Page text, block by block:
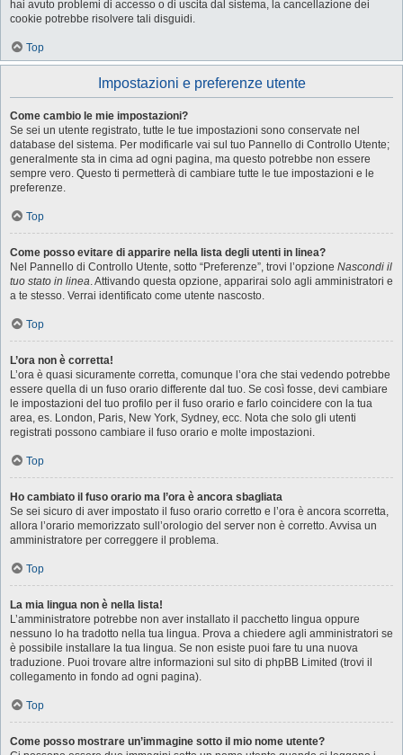
hai avuto problemi di accesso o di uscita dal sistema, la cancellazione dei
cookie potrebbe risolvere tali disguidi.
Top
Impostazioni e preferenze utente
Come cambio le mie impostazioni?
Se sei un utente registrato, tutte le tue impostazioni sono conservate nel
database del sistema. Per modificarle vai sul tuo Pannello di Controllo Utente;
generalmente sta in cima ad ogni pagina, ma questo potrebbe non essere
sempre vero. Questo ti permetterà di cambiare tutte le tue impostazioni e le
preferenze.
Top
Come posso evitare di apparire nella lista degli utenti in linea?
Nel Pannello di Controllo Utente, sotto “Preferenze”, trovi l’opzione Nascondi il
tuo stato in linea. Attivando questa opzione, apparirai solo agli amministratori e
a te stesso. Verrai identificato come utente nascosto.
Top
L’ora non è corretta!
L’ora è quasi sicuramente corretta, comunque l’ora che stai vedendo potrebbe
essere quella di un fuso orario differente dal tuo. Se così fosse, devi cambiare
le impostazioni del tuo profilo per il fuso orario e farlo coincidere con la tua
area, es. London, Paris, New York, Sydney, ecc. Nota che solo gli utenti
registrati possono cambiare il fuso orario e molte impostazioni.
Top
Ho cambiato il fuso orario ma l’ora è ancora sbagliata
Se sei sicuro di aver impostato il fuso orario corretto e l’ora è ancora scorretta,
allora l’orario memorizzato sull’orologio del server non è corretto. Avvisa un
amministratore per correggere il problema.
Top
La mia lingua non è nella lista!
L’amministratore potrebbe non aver installato il pacchetto lingua oppure
nessuno lo ha tradotto nella tua lingua. Prova a chiedere agli amministratori se
è possibile installare la tua lingua. Se non esiste puoi fare tu una nuova
traduzione. Puoi trovare altre informazioni sul sito di phpBB Limited (trovi il
collegamento in fondo ad ogni pagina).
Top
Come posso mostrare un’immagine sotto il mio nome utente?